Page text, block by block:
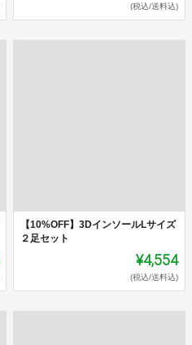
(税込/送料込)
【10%OFF】3DインソールLサイズ
２足セット
¥4,554
(税込/送料込)